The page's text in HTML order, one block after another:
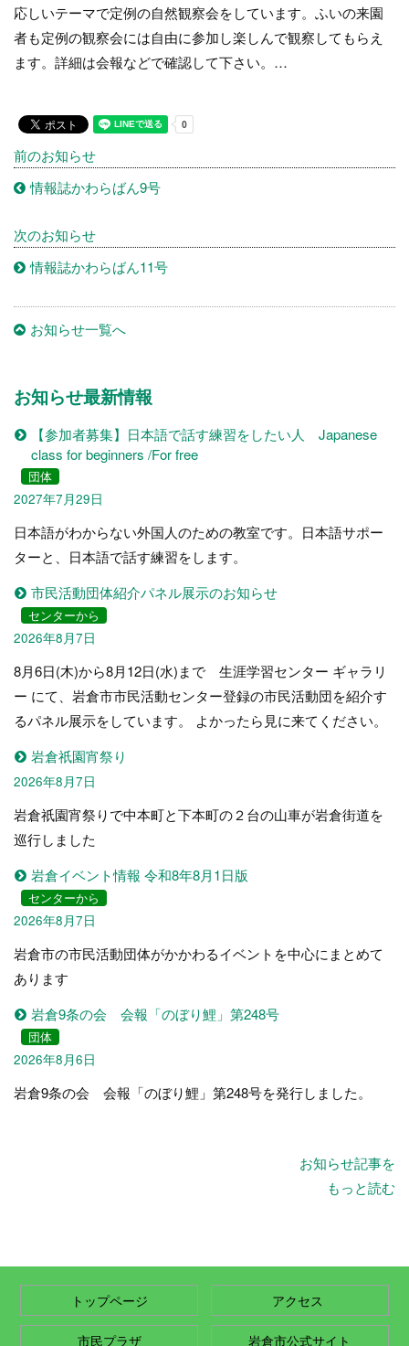
応しいテーマで定例の自然観察会をしています。ふいの来園
者も定例の観察会には自由に参加し楽しんで観察してもらえ
ます。詳細は会報などで確認して下さい。…
前のお知らせ
情報誌かわらばん9号
次のお知らせ
情報誌かわらばん11号
お知らせ一覧へ
お知らせ最新情報
【参加者募集】日本語で話す練習をしたい人 Japanese
class for beginners /For free
団体
2027年7月29日
日本語がわからない外国人のための教室です。日本語サポー
ターと、日本語で話す練習をします。
市民活動団体紹介パネル展示のお知らせ
センターから
2026年8月7日
8月6日(木)から8月12日(水)まで 生涯学習センター ギャラリ
ー にて、岩倉市市民活動センター登録の市民活動団を紹介す
るパネル展示をしています。 よかったら見に来てください。
岩倉祇園宵祭り
2026年8月7日
岩倉祇園宵祭りで中本町と下本町の２台の山車が岩倉街道を
巡行しました
岩倉イベント情報 令和8年8月1日版
センターから
2026年8月7日
岩倉市の市民活動団体がかかわるイベントを中心にまとめて
あります
岩倉9条の会 会報「のぼり鯉」第248号
団体
2026年8月6日
岩倉9条の会 会報「のぼり鯉」第248号を発行しました。
お知らせ記事を
もっと読む
トップページ アクセス
市民プラザ 岩倉市公式サイト